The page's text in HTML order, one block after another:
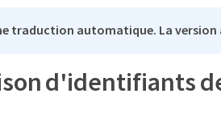
traduction automatique. La version
d'identifiants